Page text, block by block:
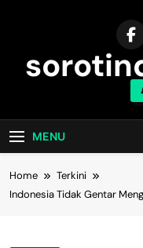
MENU
Home
Terkini
Indonesia Tidak Gentar